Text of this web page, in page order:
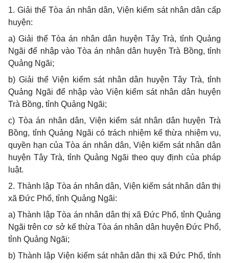
1. Giải thể Tòa án nhândân, Viện kiểm sát nhân dân cấp
huyện:
a) Giải thể Tòa án nhân dân huyện Tây Trà, tỉnh Quảng
Ngãi để nhập vào Tòa án nhân dân huyện Trà Bồng, tỉnh
Quảng Ngãi;
b) Giải thể Viện kiểm sát nhân dân huyện Tây Trà, tỉnh
Quảng Ngãi để nhập vào Viện kiểm sát nhân dân huyện
Trà Bồng, tỉnh Quảng Ngãi;
c) Tòa án nhân dân, Viện kiểm sát nhân dân huyện Trà
Bồng, tỉnh Quảng Ngãi có trách nhiệm kế thừa nhiệm vụ,
quyền hạn của Tòa án nhân dân, Viện kiểm sát nhân dân
huyện Tây Trà, tỉnh Quảng Ngãi theo quy định của pháp
luật.
2. Thành lập Tòa án nhân dân, Viện kiểm sát nhân dân thị
xã Đức Phổ, tỉnh Quảng Ngãi:
a) Thành lập Tòa án nhân dân thị xã Đức Phổ, tỉnh Quảng
Ngãi trên cơ sở kế thừa Tòa án nhân dân huyện Đức Phổ,
tỉnh Quảng Ngãi;
b) Thành lập Viện kiểm sát nhân dân thị xã Đức Phổ, tỉnh